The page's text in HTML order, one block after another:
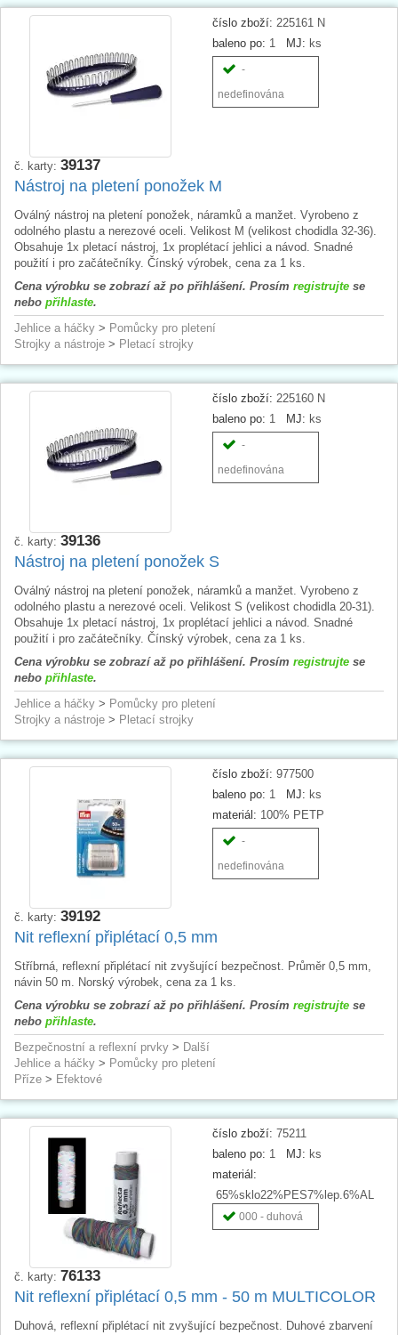
číslo zboží: 225161 N
baleno po: 1 MJ: ks
-
nedefinována
č. karty: 39137
Nástroj na pletení ponožek M
Oválný nástroj na pletení ponožek, náramků a manžet. Vyrobeno z
odolného plastu a nerezové oceli. Velikost M (velikost chodidla 32-36).
Obsahuje 1x pletací nástroj, 1x proplétací jehlici a návod. Snadné
použití i pro začátečníky. Čínský výrobek, cena za 1 ks.
Cena výrobku se zobrazí až po přihlášení. Prosím registrujte se
nebo přihlaste.
Jehlice a háčky > Pomůcky pro pletení
Strojky a nástroje > Pletací strojky
číslo zboží: 225160 N
baleno po: 1 MJ: ks
-
nedefinována
č. karty: 39136
Nástroj na pletení ponožek S
Oválný nástroj na pletení ponožek, náramků a manžet. Vyrobeno z
odolného plastu a nerezové oceli. Velikost S (velikost chodidla 20-31).
Obsahuje 1x pletací nástroj, 1x proplétací jehlici a návod. Snadné
použití i pro začátečníky. Čínský výrobek, cena za 1 ks.
Cena výrobku se zobrazí až po přihlášení. Prosím registrujte se
nebo přihlaste.
Jehlice a háčky > Pomůcky pro pletení
Strojky a nástroje > Pletací strojky
číslo zboží: 977500
baleno po: 1 MJ: ks
materiál: 100% PETP
-
nedefinována
č. karty: 39192
Nit reflexní připlétací 0,5 mm
Stříbrná, reflexní připlétací nit zvyšující bezpečnost. Průměr 0,5 mm,
návin 50 m. Norský výrobek, cena za 1 ks.
Cena výrobku se zobrazí až po přihlášení. Prosím registrujte se
nebo přihlaste.
Bezpečnostní a reflexní prvky > Další
Jehlice a háčky > Pomůcky pro pletení
Příze > Efektové
číslo zboží: 75211
baleno po: 1 MJ: ks
materiál:
65%sklo22%PES7%lep.6%AL
000 - duhová
č. karty: 76133
Nit reflexní připlétací 0,5 mm - 50 m MULTICOLOR
Duhová, reflexní připlétací nit zvyšující bezpečnost. Duhové zbarvení